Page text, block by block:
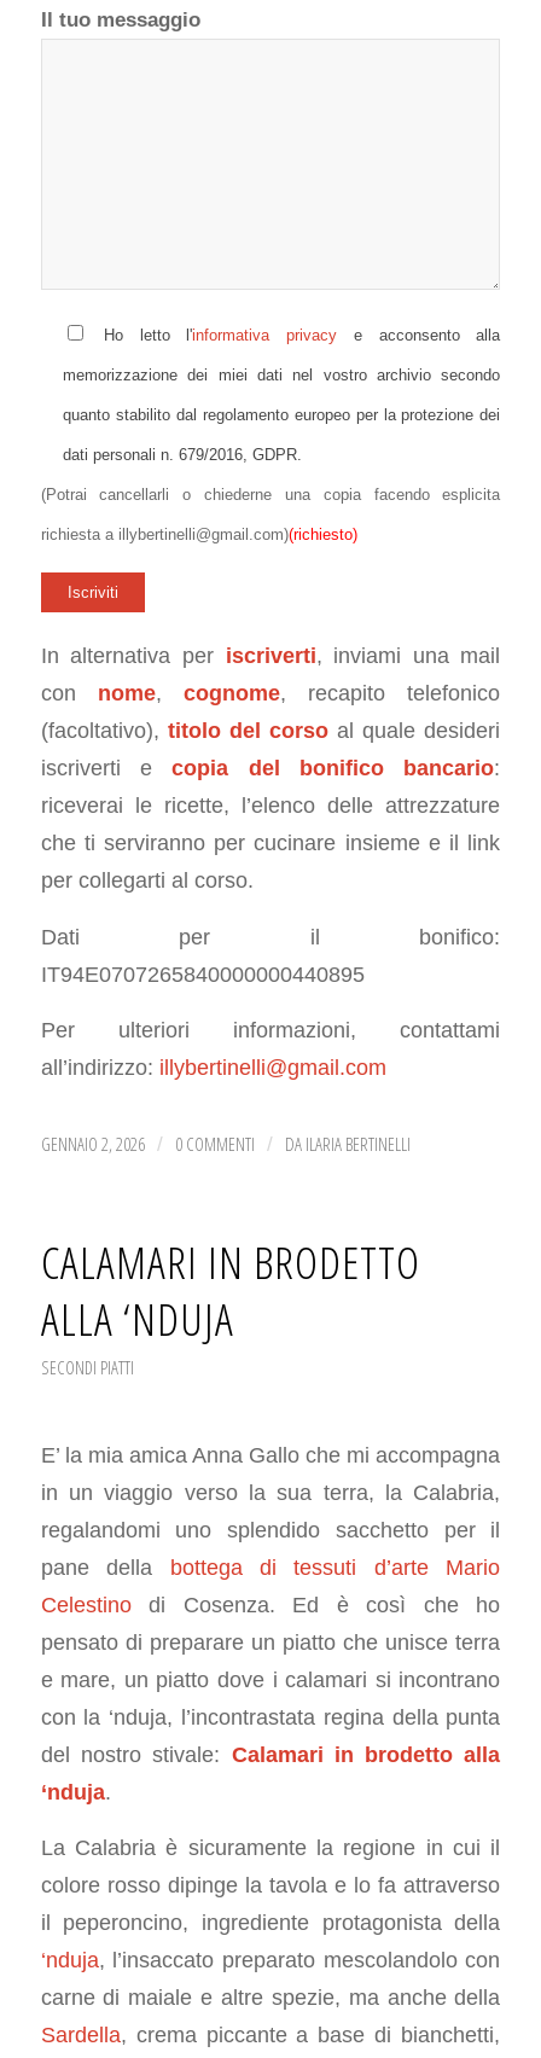
Il tuo messaggio
Ho letto l'informativa privacy e acconsento alla
memorizzazione dei miei dati nel vostro archivio secondo
quanto stabilito dal regolamento europeo per la protezione dei
dati personali n. 679/2016, GDPR.
(Potrai cancellarli o chiederne una copia facendo esplicita
richiesta a illybertinelli@gmail.com)(richiesto)
In alternativa per iscriverti, inviami una mail
con nome, cognome, recapito telefonico
(facoltativo), titolo del corso al quale desideri
iscriverti ecopia del bonifico bancario:
riceverai le ricette, l’elenco delle attrezzature
che ti serviranno per cucinare insieme e il link
per collegarti al corso.
Dati per il bonifico:
IT94E0707265840000000440895
Per ulteriori informazioni, contattami
all’indirizzo: illybertinelli@gmail.com
GENNAIO 2, 2026 / 0 COMMENTI / DA ILARIA BERTINELLI
CALAMARI IN BRODETTO
ALLA ‘NDUJA
SECONDI PIATTI
E’ la mia amica Anna Gallo che mi accompagna
in un viaggio verso la sua terra, la Calabria,
regalandomi uno splendido sacchetto per il
pane della bottega di tessuti d’arte Mario
Celestinodi Cosenza. Ed è così che ho
pensato di preparare un piatto che unisce terra
e mare, un piatto dove i calamari si incontrano
con la ‘nduja, l’incontrastata regina della punta
del nostro stivale: Calamari in brodetto alla
‘nduja.
La Calabria è sicuramente la regione in cui il
colore rosso dipinge la tavola e lo fa attraverso
il peperoncino, ingrediente protagonista della
‘nduja, l’insaccato preparato mescolandolo con
carne di maiale e altre spezie, ma anche della
Sardella, crema piccante a base di bianchetti,